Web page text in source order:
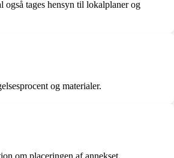
tages hensyn til lokalplaner og
og materialer.